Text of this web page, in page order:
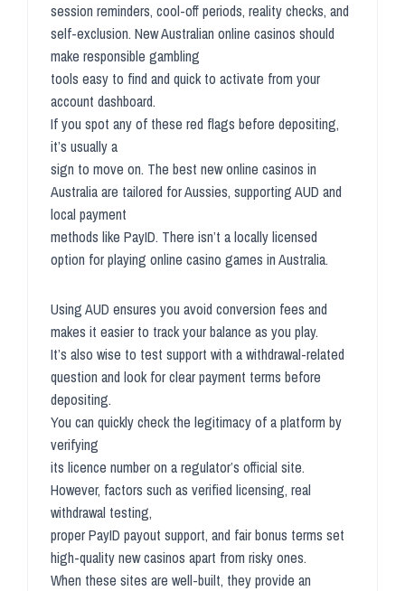
session reminders, cool-off periods, reality checks, and
self-exclusion. New Australian online casinos should
make responsible gambling
tools easy to find and quick to activate from your
account dashboard.
If you spot any of these red flags before depositing,
it’s usually a
sign to move on. The best new online casinos in
Australia are tailored for Aussies, supporting AUD and
local payment
methods like PayID. There isn’t a locally licensed
option for playing online casino games in Australia.
Using AUD ensures you avoid conversion fees and
makes it easier to track your balance as you play.
It’s also wise to test support with a withdrawal-related
question and look for clear payment terms before
depositing.
You can quickly check the legitimacy of a platform by
verifying
its licence number on a regulator’s official site.
However, factors such as verified licensing, real
withdrawal testing,
proper PayID payout support, and fair bonus terms set
high-quality new casinos apart from risky ones.
When these sites are well-built, they provide an